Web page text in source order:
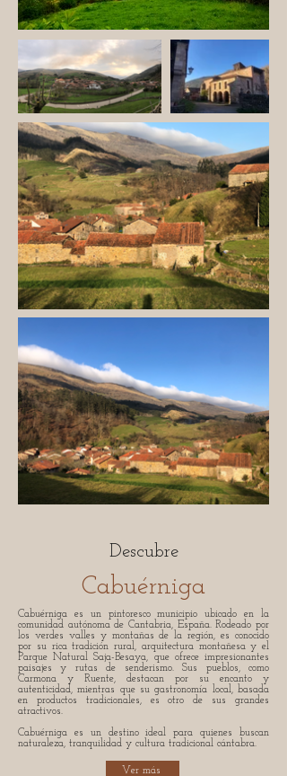
Descubre
Cabuérniga
Cabuérniga es un pintoresco municipio ubicado en la
comunidad autónoma de Cantabria, España. Rodeado por
los verdes valles y montañas de la región, es conocido
por su rica tradición rural, arquitectura montañesa y el
Parque Natural Saja-Besaya, que ofrece impresionantes
paisajes y rutas de senderismo. Sus pueblos, como
Carmona y Ruente, destacan por su encanto y
autenticidad, mientras que su gastronomía local, basada
en productos tradicionales, es otro de sus grandes
atractivos.
Cabuérniga es un destino ideal para quienes buscan
naturaleza, tranquilidad y cultura tradicional cántabra.
Ver más